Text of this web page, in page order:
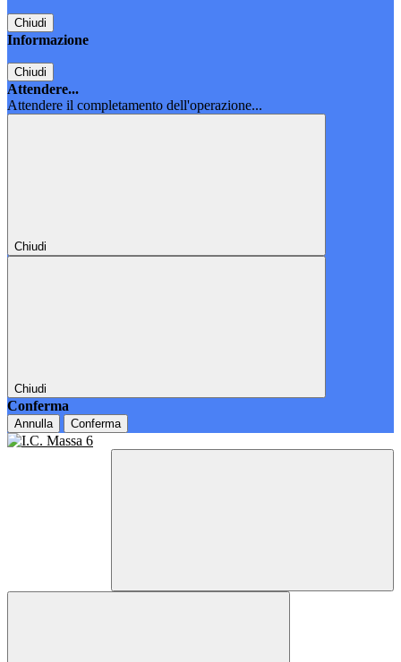
Chiudi
Informazione
Chiudi
Attendere...
Attendere il completamento dell'operazione...
Chiudi
Chiudi
Conferma
Annulla Conferma